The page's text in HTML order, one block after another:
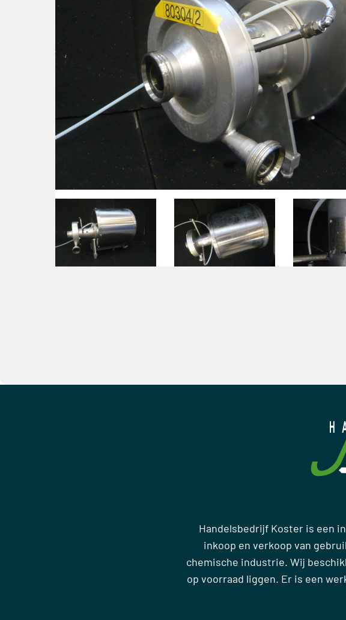
Handelsbedrijf Koster is een
inkoop en verkoop van
chemische industrie. Wij
op voorraad liggen. Er is een